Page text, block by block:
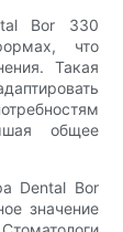
Bor 330
что
Такая
общее
Dental Bor
значение